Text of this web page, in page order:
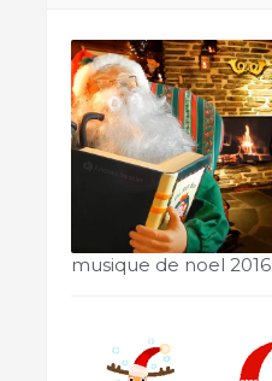
musique de noel 2016